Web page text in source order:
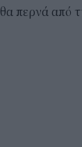
θα περνά από